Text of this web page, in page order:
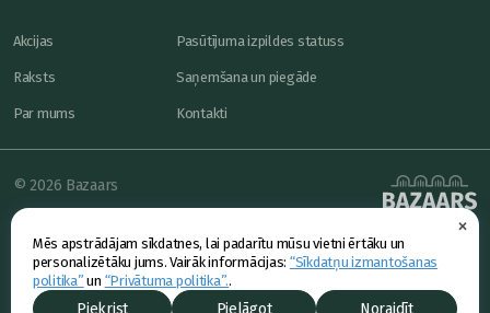
×
Mēs apstrādājam sīkdatnes, lai padarītu mūsu vietni ērtāku un
personalizētāku jums. Vairāk informācijas: “Sīkdatņu izmantošanas
politika” un “Privātuma politika”..
Piekrist Pielāgot Noraidīt
Akcijas
Raksts
Par mums
Pasūtījuma izpildes statuss
Saņemšana un piegāde
Kontakti
powered by
© 2026 Bazaars
Konfidencialitāte
Piedāvājums